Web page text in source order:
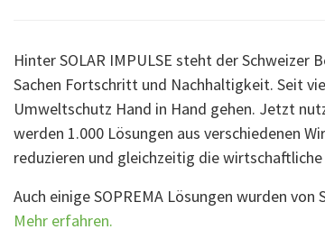
Hinter SOLAR IMPULSE steht der Schweizer
Sachen Fortschritt und Nachhaltigkeit. Seit
Umweltschutz Hand in Hand gehen. Jetzt
werden 1.000 Lösungen aus verschiedenen
reduzieren und gleichzeitig die
Auch einige SOPREMA Lösungen wurden
Mehr erfahren.